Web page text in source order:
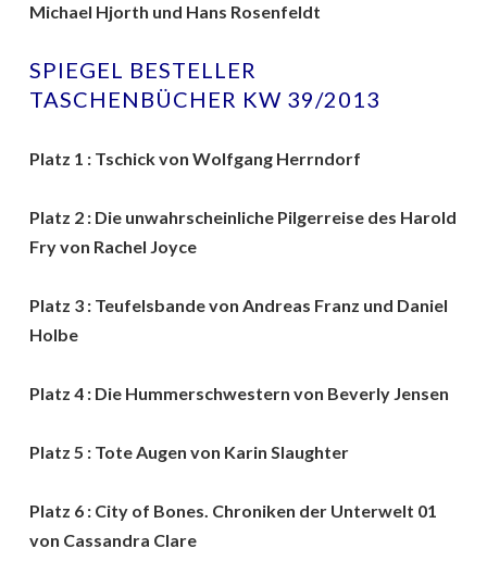
Michael Hjorth und Hans Rosenfeldt
SPIEGEL BESTELLER
TASCHENBÜCHER KW 39/2013
Platz 1 : Tschick von Wolfgang Herrndorf
Platz 2 : Die unwahrscheinliche Pilgerreise des Harold
Fry von Rachel Joyce
Platz 3 : Teufelsbande von Andreas Franz und Daniel
Holbe
Platz 4 : Die Hummerschwestern von Beverly Jensen
Platz 5 : Tote Augen von Karin Slaughter
Platz 6 : City of Bones. Chroniken der Unterwelt 01
von Cassandra Clare